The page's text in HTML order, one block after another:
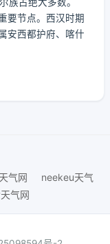
要节点。西汉时期
安西都护府、喀什
气网
neekeu天气
气网